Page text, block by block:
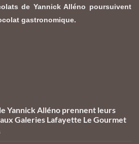
de Yannick Alléno poursuivent
gastronomique.
Yannick Alléno prennent leurs
Galeries Lafayette Le Gourmet